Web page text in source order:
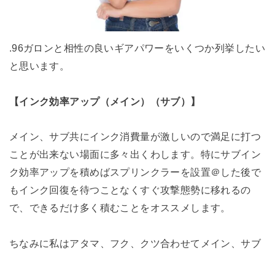
.96ガロンと相性の良いギアパワーをいくつか列挙したい
と思います。
【インク効率アップ（メイン）（サブ）】
メイン、サブ共にインク消費量が激しいので満足に打つ
ことが出来ない場面に多々出くわします。特にサブイン
ク効率アップを積めばスプリンクラーを設置＠した後で
もインク回復を待つことなくすぐ攻撃態勢に移れるの
で、できるだけ多く積むことをオススメします。
ちなみに私はアタマ、フク、クツ合わせてメイン、サブ